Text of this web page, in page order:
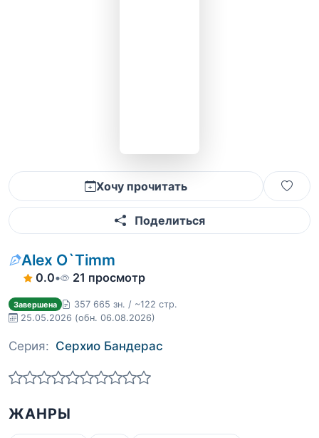
Хочу прочитать
Поделиться
Alex O`Timm
0.0• 21 просмотр
Завершена
357 665 зн. / ~122 стр.
25.05.2026 (обн. 06.08.2026)
Серия: Серхио Бандерас
ЖАНРЫ